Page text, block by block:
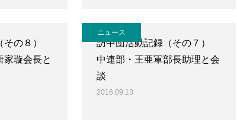
その８）
家璇会長と
ニュース
訪中団活動記録（その７）
中連部・王亜軍部長助理と会
談
2016.09.13